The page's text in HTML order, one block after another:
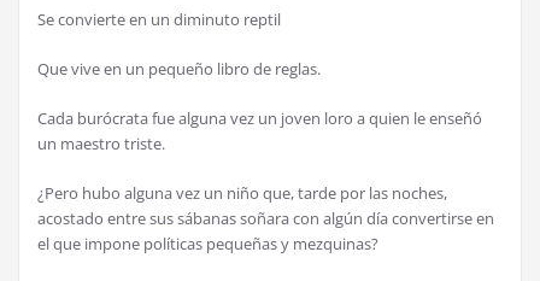
Se convierte en un diminuto reptil
Que vive en un pequeño libro de reglas.
Cada burócrata fue alguna vez un joven loro a quien le enseñó
un maestro triste.
¿Pero hubo alguna vez un niño que, tarde por las noches,
acostado entre sus sábanas soñara con algún día convertirse en
el que impone políticas pequeñas y mezquinas?